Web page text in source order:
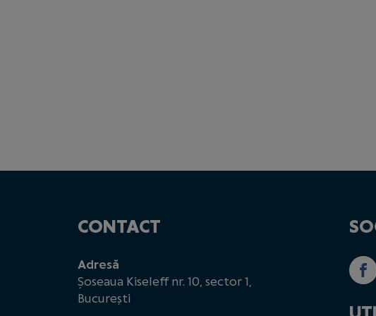
CONTACT
Adresă
Șoseaua Kiseleff nr. 10, sector 1,
București